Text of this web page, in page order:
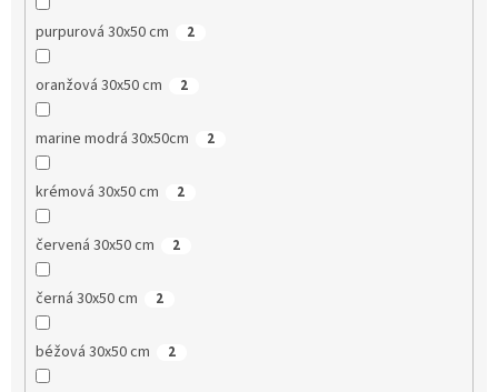
purpurová 30x50 cm 2
oranžová 30x50 cm 2
marine modrá 30x50cm 2
krémová 30x50 cm 2
červená 30x50 cm 2
černá 30x50 cm 2
béžová 30x50 cm 2